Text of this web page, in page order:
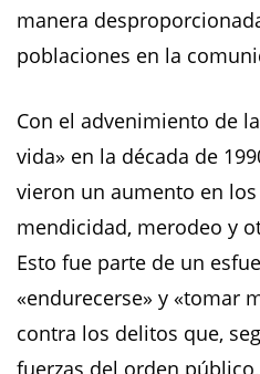
manera
poblaciones en la
Con el advenimiento de
vida» en la década de
vieron un aumento en
mendicidad, merodeo y
Esto fue parte de un
«endurecerse» y «tomar
contra los delitos que,